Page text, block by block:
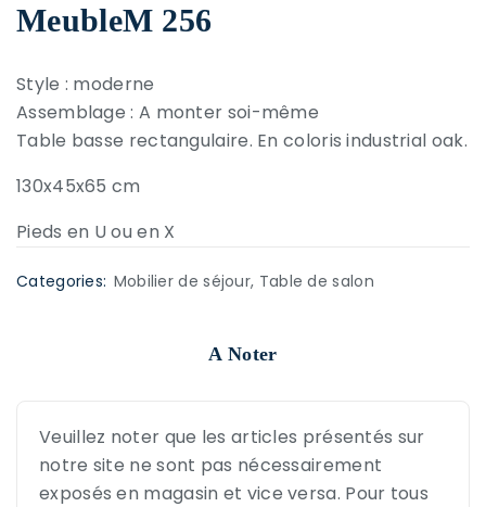
MeubleM 256
Style : moderne
Assemblage : A monter soi-même
Table basse rectangulaire. En coloris industrial oak.
130x45x65 cm
Pieds en U ou en X
Categories: Mobilier de séjour, Table de salon
A Noter
Veuillez noter que les articles présentés sur
notre site ne sont pas nécessairement
exposés en magasin et vice versa. Pour tous